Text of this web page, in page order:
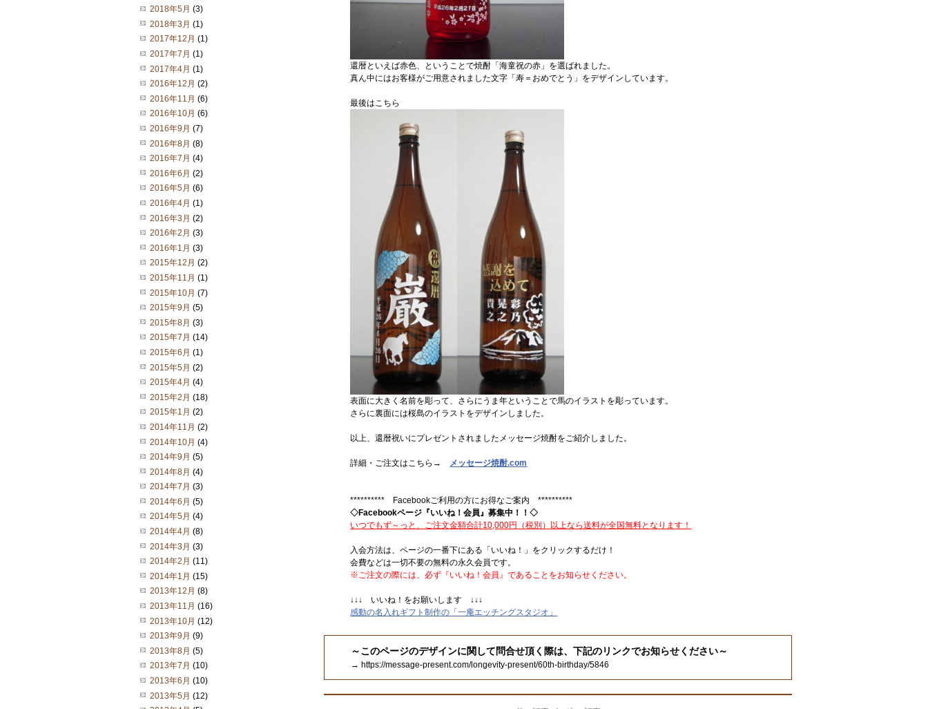
還暦といえば赤色、ということで焼酎「海童祝の赤」を選ばれました。
真ん中にはお客様がご用意されました文字「寿＝おめでとう」をデザインしています。
最後はこちら
表面に大きく名前を彫って、さらにうま年ということで馬のイラストを彫っています。
さらに裏面には桜島のイラストをデザインしました。
以上、還暦祝いにプレゼントされましたメッセージ焼酎をご紹介しました。
詳細・ご注文はこちら→ メッセージ焼酎.com
********** Facebookご利用の方にお得なご案内 **********
◇Facebookページ『いいね！会員』募集中！！◇
いつでもず～っと、ご注文金額合計10,000円（税別）以上なら送料が全国無料となります！
入会方法は、ページの一番下にある「いいね！」をクリックするだけ！
会費などは一切不要の無料の永久会員です。
※ご注文の際には、必ず『いいね！会員』であることをお知らせください。
↓↓↓ いいね！をお願いします ↓↓↓
感動の名入れギフト制作の「一庵エッチングスタジオ」
～このページのデザインに関して問合せ頂く際は、下記のリンクでお知らせください～
→ https://message-present.com/longevity-present/60th-birthday/5846
2018年5月 (3)
2018年3月 (1)
2017年12月 (1)
2017年7月 (1)
2017年4月 (1)
2016年12月 (2)
2016年11月 (6)
2016年10月 (6)
2016年9月 (7)
2016年8月 (8)
2016年7月 (4)
2016年6月 (2)
2016年5月 (6)
2016年4月 (1)
2016年3月 (2)
2016年2月 (3)
2016年1月 (3)
2015年12月 (2)
2015年11月 (1)
2015年10月 (7)
2015年9月 (5)
2015年8月 (3)
2015年7月 (14)
2015年6月 (1)
2015年5月 (2)
2015年4月 (4)
2015年2月 (18)
2015年1月 (2)
2014年11月 (2)
2014年10月 (4)
2014年9月 (5)
2014年8月 (4)
2014年7月 (3)
2014年6月 (5)
2014年5月 (4)
2014年4月 (8)
2014年3月 (3)
2014年2月 (11)
2014年1月 (15)
2013年12月 (8)
2013年11月 (16)
2013年10月 (12)
2013年9月 (9)
2013年8月 (5)
2013年7月 (10)
2013年6月 (10)
2013年5月 (12)